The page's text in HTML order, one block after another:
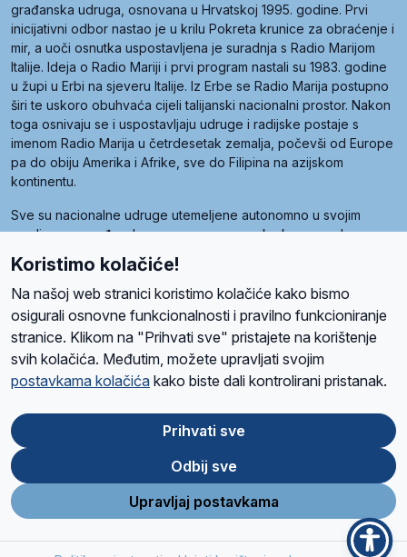
građanska udruga, osnovana u Hrvatskoj 1995. godine. Prvi
inicijativni odbor nastao je u krilu Pokreta krunice za obraćenje i
mir, a uoči osnutka uspostavljena je suradnja s Radio Marijom
Italije. Ideja o Radio Mariji i prvi program nastali su 1983. godine
u župi u Erbi na sjeveru Italije. Iz Erbe se Radio Marija postupno
širi te uskoro obuhvaća cijeli talijanski nacionalni prostor. Nakon
toga osnivaju se i uspostavljaju udruge i radijske postaje s
imenom Radio Marija u četrdesetak zemalja, počevši od Europe
pa do obiju Amerika i Afrike, sve do Filipina na azijskom
kontinentu.
Sve su nacionalne udruge utemeljene autonomno u svojim
zemljama, a međusobna su povezane preko krovne udruge
pod nazivom Svjetska obitelj Radio Marije (World Family of
Radio Maria). Svjetsku obitelj utemeljilo je sedam članica, među
kojima je i hrvatska Udruga Radio Marija.
O namaRadio ProgramVolonteriPrijateljiKontaktPravila privatnosti
Ova stranica je zaštićena Google reCAPTCHA sustavom
Store
Google
Play
Koristimo kolačiće!
Na našoj web stranici koristimo kolačiće kako bismo
osigurali osnovne funkcionalnosti i pravilno funkcioniranje
stranice. Klikom na "Prihvati sve" pristajete na korištenje
svih kolačića. Međutim, možete upravljati svojim
postavkama kolačića kako biste dali kontrolirani pristanak.
Prihvati sve
Odbij sve
Upravljaj postavkama